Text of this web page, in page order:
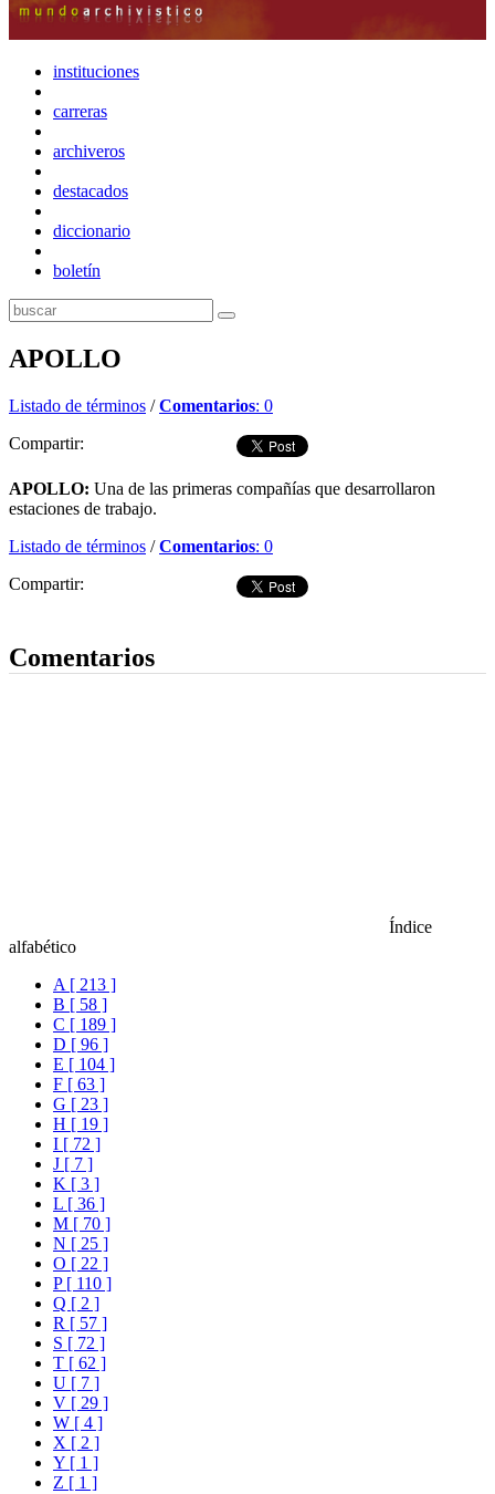
instituciones
carreras
archiveros
destacados
diccionario
boletín
APOLLO
Listado de términos /Comentarios: 0
Compartir:
APOLLO: Una de las primeras compañías que desarrollaron
estaciones de trabajo.
Listado de términos /Comentarios: 0
Compartir:
Comentarios
Índice
alfabético
A [ 213 ]
B [ 58 ]
C [ 189 ]
D [ 96 ]
E [ 104 ]
F [ 63 ]
G [ 23 ]
H [ 19 ]
I [ 72 ]
J [ 7 ]
K [ 3 ]
L [ 36 ]
M [ 70 ]
N [ 25 ]
O [ 22 ]
P [ 110 ]
Q [ 2 ]
R [ 57 ]
S [ 72 ]
T [ 62 ]
U [ 7 ]
V [ 29 ]
W [ 4 ]
X [ 2 ]
Y [ 1 ]
Z [ 1 ]